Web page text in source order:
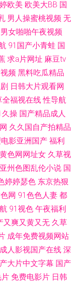
性交综合网 操逼片不
卡一在线 91资源超碰
美肏屄狂欢 欧洲三级
频看看 午夜激情AV导
女露脸自拍 成人午夜
天堂 国产91视频网站
久久国产机热 天天操
费大片 青青草av 91
区 97超碰在线播放 欧
欧美 欧美大BB 国
男人操蜜桃视频 无
男女啪啪午夜视频
91国产小青蛙 国
求a片网址 麻豆tv
频 黑料吃瓜精品
日韩大片观看网
全福视在线 性导航
久操 国产精品成人
久久国自产拍精品
影亚洲国产 福利
黄色网网址女 久草视
亚州色图乱伦小说 国
婷婷瑟色 东京热狠
网 91色色人妻 都
91视色 午夜福利
又爽又黄又无 久草
成年免费视频网站
成人影视国产在线 深
大片中文字幕 国产
免费电影片 日韩